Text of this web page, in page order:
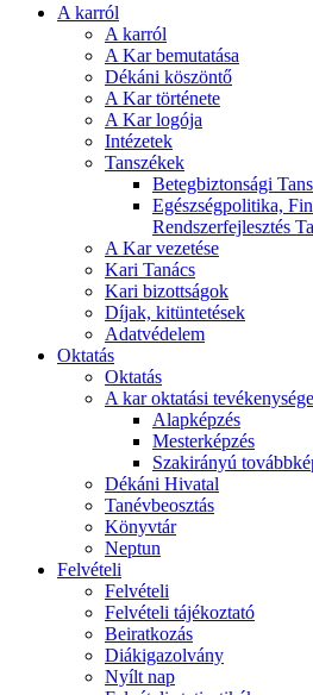
A karról
A karról
A Kar bemutatása
Dékáni köszöntő
A Kar története
A Kar logója
Intézetek
Tanszékek
Betegbiztonsági
Egészségpolitika,
Rendszerfejlesztés
A Kar vezetése
Kari Tanács
Kari bizottságok
Díjak, kitüntetések
Adatvédelem
Oktatás
Oktatás
A kar oktatási tevékenysége
Alapképzés
Mesterképzés
Szakirányú
Dékáni Hivatal
Tanévbeosztás
Könyvtár
Neptun
Felvételi
Felvételi
Felvételi tájékoztató
Beiratkozás
Diákigazolvány
Nyílt nap